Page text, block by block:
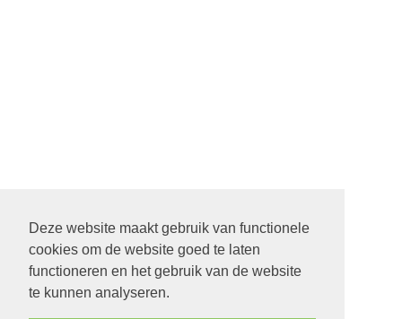
Deze website maakt gebruik van functionele
cookies om de website goed te laten
functioneren en het gebruik van de website
te kunnen analyseren.